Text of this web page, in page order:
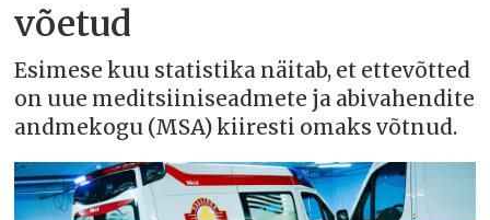
võetud
Esimese kuu statistika näitab, et ettevõtted
on uue meditsiiniseadmete ja abivahendite
andmekogu (MSA) kiiresti omaks võtnud.